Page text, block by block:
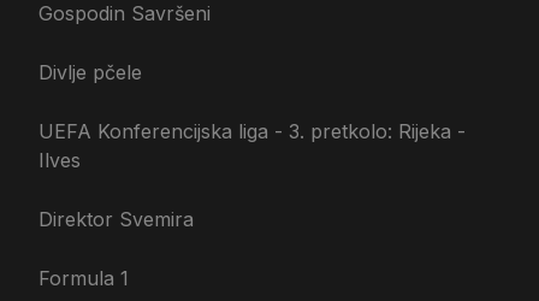
Gospodin Savršeni
Divlje pčele
UEFA Konferencijska liga - 3. pretkolo: Rijeka -
Ilves
Direktor Svemira
Formula 1